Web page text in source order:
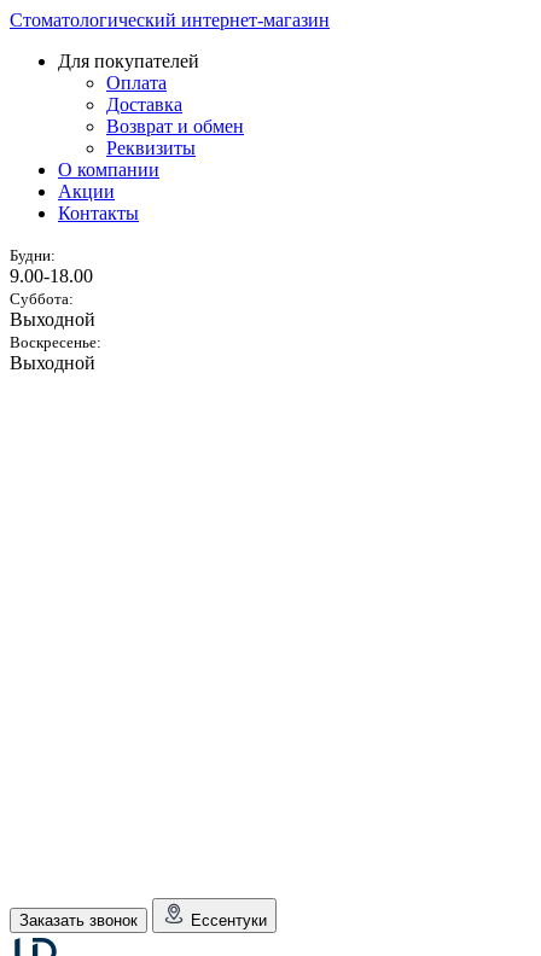
Стоматологический интернет-магазин
Для покупателей
Оплата
Доставка
Возврат и обмен
Реквизиты
О компании
Акции
Контакты
Будни:
9.00-18.00
Суббота:
Выходной
Воскресенье:
Выходной
Заказать звонок Ессентуки